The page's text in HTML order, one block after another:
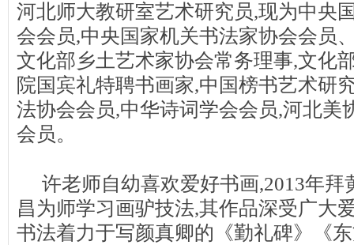
河北师大教研室艺术研究员,现为中央
会会员,中央国家机关书法家协会会员
文化部乡土艺术家协会常务理事,文化
院国宾礼特聘书画家,中国榜书艺术研
法协会会员,中华诗词学会会员,河北美
会员。
许老师自幼喜欢爱好书画,2013年拜
昌为师学习画驴技法,其作品深受广大
书法着力于写颜真卿的《勤礼碑》《